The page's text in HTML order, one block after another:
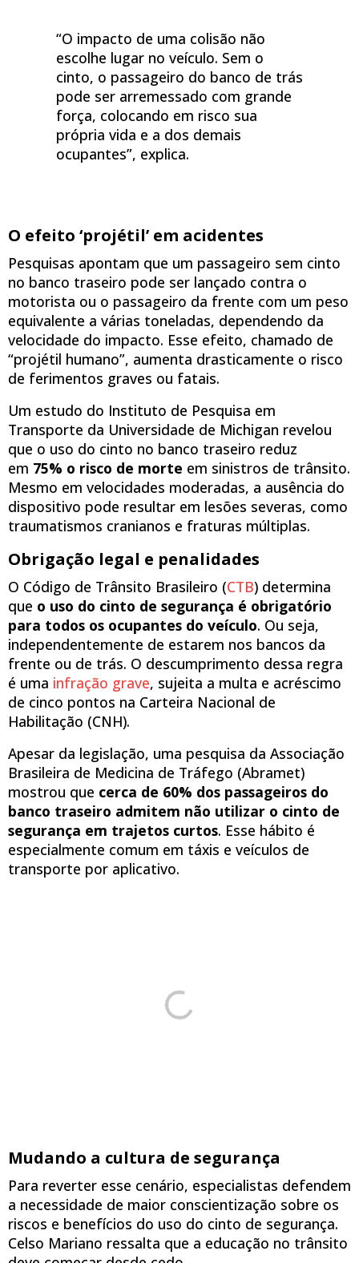
“O impacto de uma colisão não
escolhe lugar no veículo. Sem o
cinto, o passageiro do banco de trás
pode ser arremessado com grande
força, colocando em risco sua
própria vida e a dos demais
ocupantes”, explica.
O efeito ‘projétil’ em acidentes
Pesquisas apontam que um passageiro sem cinto
no banco traseiro pode ser lançado contra o
motorista ou o passageiro da frente com um peso
equivalente a várias toneladas, dependendo da
velocidade do impacto. Esse efeito, chamado de
“projétil humano”, aumenta drasticamente o risco
de ferimentos graves ou fatais.
Um estudo do Instituto de Pesquisa em
Transporte da Universidade de Michigan revelou
que o uso do cinto no banco traseiro reduz
em 75% o risco de morte em sinistros de trânsito.
Mesmo em velocidades moderadas, a ausência do
dispositivo pode resultar em lesões severas, como
traumatismos cranianos e fraturas múltiplas.
Obrigação legal e penalidades
O Código de Trânsito Brasileiro (CTB) determina
que o uso do cinto de segurança é obrigatório
para todos os ocupantes do veículo. Ou seja,
independentemente de estarem nos bancos da
frente ou de trás. O descumprimento dessa regra
é uma infração grave, sujeita a multa e acréscimo
de cinco pontos na Carteira Nacional de
Habilitação (CNH).
Apesar da legislação, uma pesquisa da Associação
Brasileira de Medicina de Tráfego (Abramet)
mostrou que cerca de 60% dos passageiros do
banco traseiro admitem não utilizar o cinto de
segurança em trajetos curtos. Esse hábito é
especialmente comum em táxis e veículos de
transporte por aplicativo.
Mudando a cultura de segurança
Para reverter esse cenário, especialistas defendem
a necessidade de maior conscientização sobre os
riscos e benefícios do uso do cinto de segurança.
Celso Mariano ressalta que a educação no trânsito